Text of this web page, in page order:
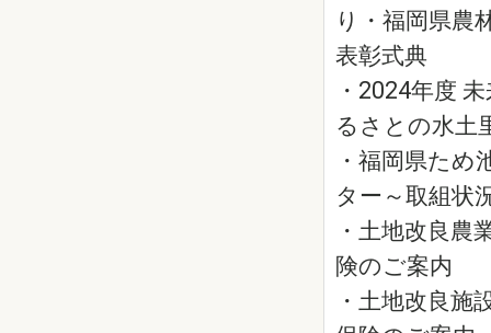
り・福岡県農
表彰式典
・2024年度
るさとの水土
・福岡県ため
ター～取組状
・土地改良農
険のご案内
・土地改良施